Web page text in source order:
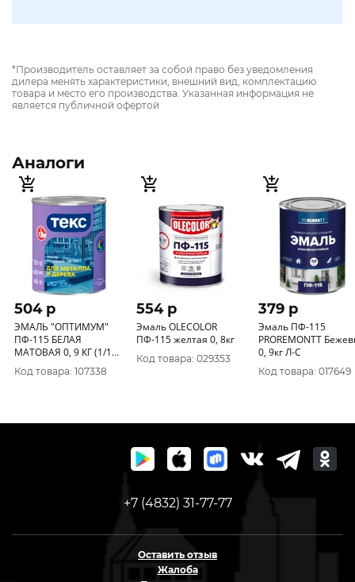
*Производитель оставляет за собой право без уведомления
дилера менять характеристики, внешний вид, комплектацию
товара и место его производства. Указанная информация не
является публичной офертой
Аналоги
504 p
ЭМАЛЬ "ОПТИМУМ"
ПФ-115 БЕЛАЯ
МАТОВАЯ 0, 9 КГ (1/14)
ТЕКС
Код товара: 107338
554 p
Эмаль OLECOLOR
ПФ-115 желтая 0, 8кг
Код товара: 029353
379 p
Эмаль ПФ-115
PROREMONTT
0, 9кг Л-С
Код товара: 017649
+7 (4832) 31-77-77
Оставить отзыв
Жалоба